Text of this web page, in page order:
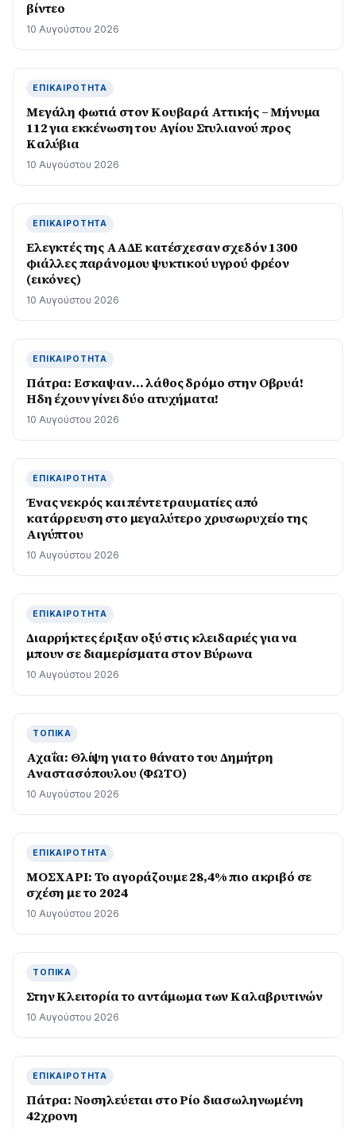
βίντεο
10 Αυγούστου 2026
ΕΠΙΚΑΙΡΌΤΗΤΑ
Μεγάλη φωτιά στον Κουβαρά Αττικής – Μήνυμα
112 για εκκένωση του Αγίου Στυλιανού προς
Καλύβια
10 Αυγούστου 2026
ΕΠΙΚΑΙΡΌΤΗΤΑ
Ελεγκτές της ΑΑΔΕ κατέσχεσαν σχεδόν 1300
φιάλλες παράνομου ψυκτικού υγρού φρέον
(εικόνες)
10 Αυγούστου 2026
ΕΠΙΚΑΙΡΌΤΗΤΑ
Πάτρα: Εσκαψαν… λάθος δρόμο στην Οβρυά!
Ηδη έχουν γίνει δύο ατυχήματα!
10 Αυγούστου 2026
ΕΠΙΚΑΙΡΌΤΗΤΑ
Ένας νεκρός και πέντε τραυματίες από
κατάρρευση στο μεγαλύτερο χρυσωρυχείο της
Αιγύπτου
10 Αυγούστου 2026
ΕΠΙΚΑΙΡΌΤΗΤΑ
Διαρρήκτες έριξαν οξύ στις κλειδαριές για να
μπουν σε διαμερίσματα στον Βύρωνα
10 Αυγούστου 2026
ΤΟΠΙΚΆ
Αχαΐα: Θλίψη για το θάνατο του Δημήτρη
Αναστασόπουλου (ΦΩΤΟ)
10 Αυγούστου 2026
ΕΠΙΚΑΙΡΌΤΗΤΑ
ΜΟΣΧΑΡΙ: Το αγοράζουμε 28,4% πιο ακριβό σε
σχέση με το 2024
10 Αυγούστου 2026
ΤΟΠΙΚΆ
Στην Κλειτορία το αντάμωμα των Καλαβρυτινών
10 Αυγούστου 2026
ΕΠΙΚΑΙΡΌΤΗΤΑ
Πάτρα: Νοσηλεύεται στο Ρίο διασωληνωμένη
42χρονη